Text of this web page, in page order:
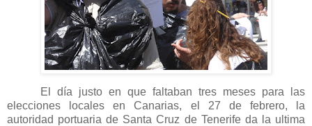
El día justo en que faltaban tres meses para las
elecciones locales en Canarias, el 27 de febrero, la
autoridad portuaria de Santa Cruz de Tenerife da la ultima